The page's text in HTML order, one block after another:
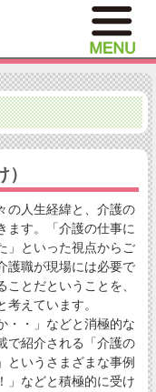
の人生経緯と、介護の
ます。「介護の仕事に
」といった視点からご
護職が現場には必要で
とだということを、
えています。
・・」などと消極的な
で紹介される「介護の
というさまざまな事例
」などと積極的に受け